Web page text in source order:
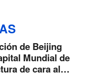
de Beijing
Mundial de
de cara al